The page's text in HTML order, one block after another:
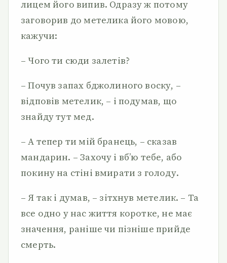
лицем його випив. Одразу ж потому
заговорив до метелика його мовою,
кажучи:
– Чого ти сюди залетів?
– Почув запах бджолиного воску, –
відповів метелик, – і подумав, що
знайду тут мед.
– А тепер ти мій бранець, – сказав
мандарин. – Захочу і вб’ю тебе, або
покину на стіні вмирати з голоду.
– Я так і думав, – зітхнув метелик. – Та
все одно у нас життя коротке, не має
значення, раніше чи пізніше прийде
смерть.